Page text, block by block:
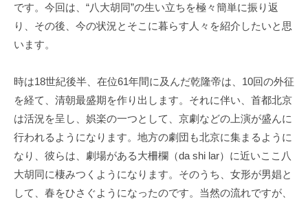
です。今回は、 “八大胡同”の生い立ちを極々簡単に振り返
り、その後、今の状況とそこに暮らす人々を紹介したいと思
います。
時は18世紀後半、在位61年間に及んだ乾隆帝は、 10回の外征
を経て、清朝最盛期を作り出します。それに伴い、首都北京
は活況を呈し、娯楽の一つとして、京劇などの上演が盛んに
行われるようになります。地方の劇団も北京に集まるように
なり、彼らは、劇場がある大柵欄（da shi lar）に近いここ八
大胡同に棲みつくようになります。そのうち、女形が男娼と
して、春をひさぐようになったのです。当然の流れですが、